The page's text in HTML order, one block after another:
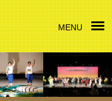
MENU